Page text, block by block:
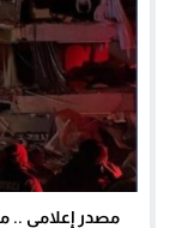
مصدر إعلامي ..